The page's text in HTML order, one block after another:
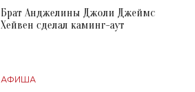
Брат Анджелины Джоли Джеймс
Хейвен сделал каминг-аут
АФИША